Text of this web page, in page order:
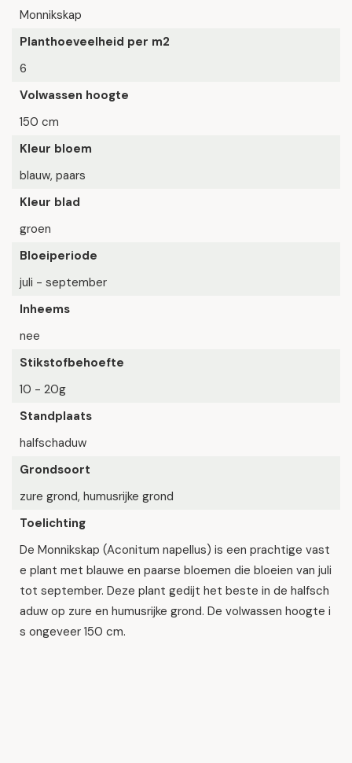
Monnikskap
Planthoeveelheid per m2
6
Volwassen hoogte
150 cm
Kleur bloem
blauw, paars
Kleur blad
groen
Bloeiperiode
juli - september
Inheems
nee
Stikstofbehoefte
10 - 20g
Standplaats
halfschaduw
Grondsoort
zure grond, humusrijke grond
Toelichting
De Monnikskap (Aconitum napellus) is een prachtige vast
e plant met blauwe en paarse bloemen die bloeien van juli
tot september. Deze plant gedijt het beste in de halfsch
aduw op zure en humusrijke grond. De volwassen hoogte i
s ongeveer 150 cm.